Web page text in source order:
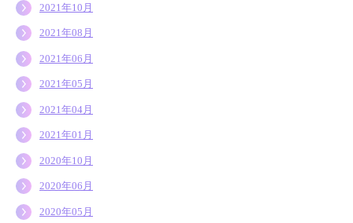
2021年10月
2021年08月
2021年06月
2021年05月
2021年04月
2021年01月
2020年10月
2020年06月
2020年05月